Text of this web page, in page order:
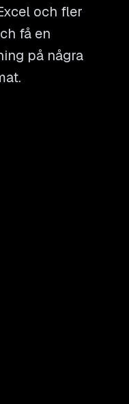
och fler
få en
på några